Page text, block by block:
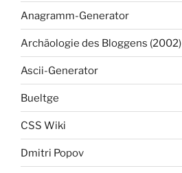
Anagramm-Generator
Archäologie des Bloggens (2002)
Ascii-Generator
Bueltge
CSS Wiki
Dmitri Popov